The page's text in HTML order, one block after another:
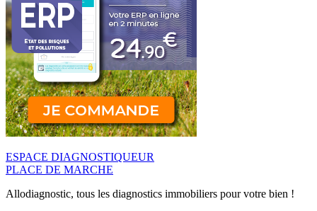
ESPACE DIAGNOSTIQUEUR
PLACE DE MARCHE
Allodiagnostic, tous les diagnostics immobiliers pour votre bien !